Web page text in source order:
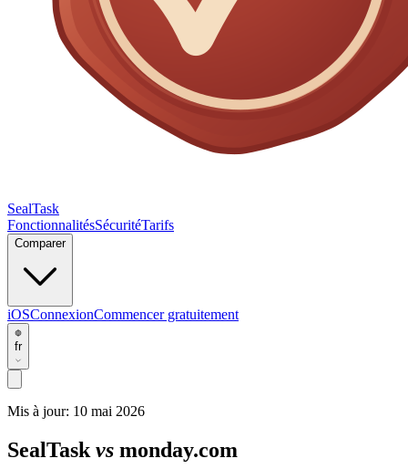
SealTask
FonctionnalitésSécuritéTarifs
Comparer
iOSConnexionCommencer gratuitement
fr
Mis à jour: 10 mai 2026
SealTask vs monday.com